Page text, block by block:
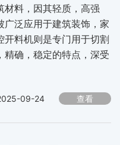
材料，因其轻质，高强
广泛应用于建筑装饰，家
开料机则是专门用于切割
精确，稳定的特点，深受
09-24 查看